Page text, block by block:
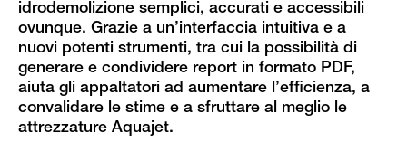
idrodemolizione semplici, accurati e accessibili
ovunque. Grazie a un’interfaccia intuitiva e a
nuovi potenti strumenti, tra cui la possibilità di
generare e condividere report in formato PDF,
aiuta gli appaltatori ad aumentare l’efficienza, a
convalidare le stime e a sfruttare al meglio le
attrezzature Aquajet.